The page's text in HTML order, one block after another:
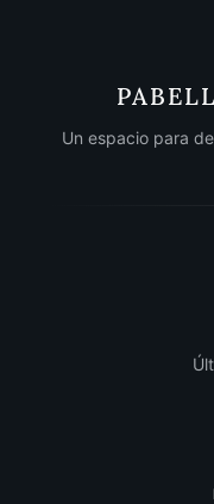
Un espacio para